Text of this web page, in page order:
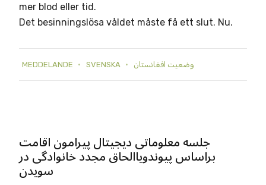
mer blod eller tid.
Det besinningslösa våldet måste få ett slut. Nu.
MEDDELANDE SVENSKA وضعيت افغانستان
جلسه معلوماتی دیجیتال پیرامون اقامت
براساس پیوندویاالحاق مجدد خانوادگی در
سویدن